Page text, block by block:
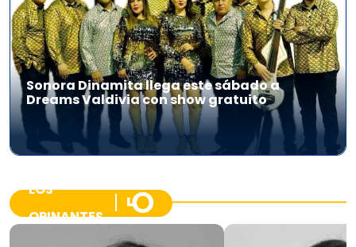
Sonora Dinamita llega este sábado a
Dreams Valdivia con show gratuito
LOS
OPINANTES